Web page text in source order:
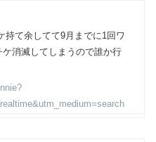
持て余してて9月までに1回ワ
消滅してしまうので誰か行